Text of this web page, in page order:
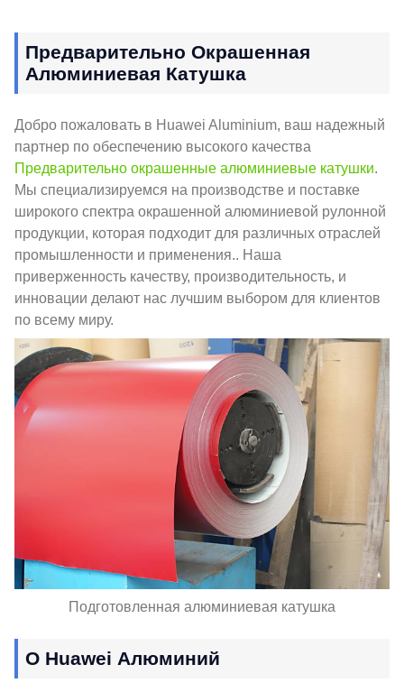
Предварительно Окрашенная
Алюминиевая Катушка
Добро пожаловать в Huawei Aluminium, ваш надежный
партнер по обеспечению высокого качества
Предварительно окрашенные алюминиевые катушки.
Мы специализируемся на производстве и поставке
широкого спектра окрашенной алюминиевой рулонной
продукции, которая подходит для различных отраслей
промышленности и применения.. Наша
приверженность качеству, производительность, и
инновации делают нас лучшим выбором для клиентов
по всему миру.
Подготовленная алюминиевая катушка
О Huawei Алюминий